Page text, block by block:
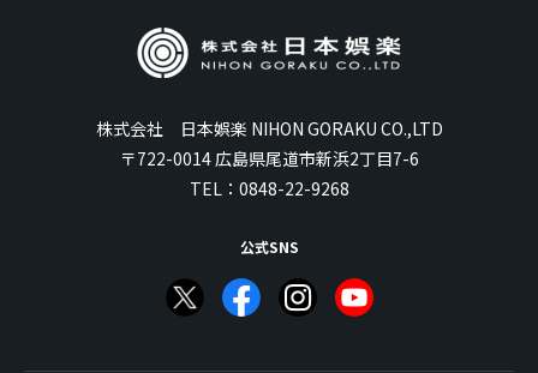
株式会社 日本娯楽 NIHON GORAKU CO.,LTD
〒722-0014 広島県尾道市新浜2丁目7-6
TEL： 0848-22-9268
公式SNS